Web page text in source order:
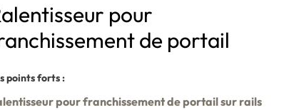
pour
de portail
points forts :
pour franchissement de portail sur rails